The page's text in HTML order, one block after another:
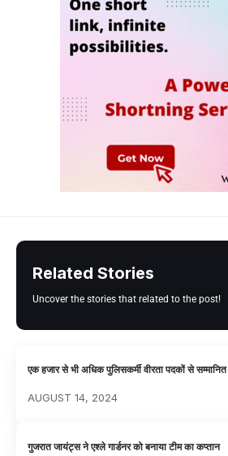
Related Stories
Uncover the stories that related to the post!
एक हजार से भी अधिक पुलिसकर्मी वीरता पदकों से सम्मानित
AUGUST 14, 2024
गुजरात जायंट्स ने एश्ले गार्डनर को बनाया टीम का कप्तान